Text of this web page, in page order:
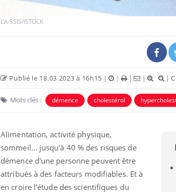
CA-SSIS/ISTOCK
Publié le 18.03.2023 à 16h15 | | | | |
Mots clés : démence cholestérol
Alimentation, activité physique,
sommeil… jusqu'à 40 % des risques de
démence d'une personne peuvent être
attribués à des facteurs modifiables. Et à
en croire l’étude des scientifiques du
Chikungunya, dengue,
West Nile : que se passe-